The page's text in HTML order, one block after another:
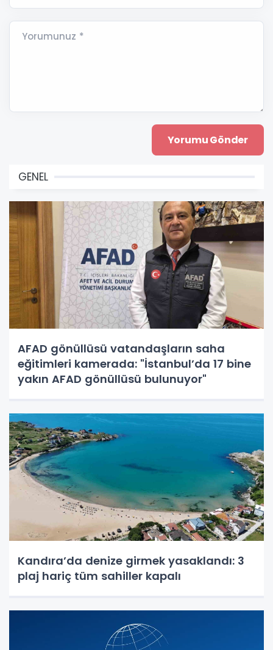
Yorumunuz *
GENEL
AFAD gönüllüsü vatandaşların saha
eğitimleri kamerada: "İstanbul’da 17 bine
yakın AFAD gönüllüsü bulunuyor"
Kandıra’da denize girmek yasaklandı: 3
plaj hariç tüm sahiller kapalı